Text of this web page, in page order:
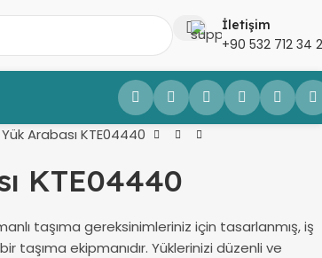
İletişim
+90 532 712 34
Yük Arabası KTE04440
KTE04440
taşıma gereksinimleriniz için tasarlanmış, iş
taşıma ekipmanıdır. Yüklerinizi düzenli ve